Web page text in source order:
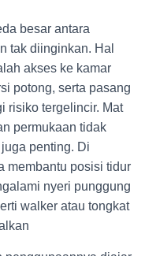
besar antara
tak diinginkan. Hal
akses ke kamar
potong, serta pasang
risiko tergelincir. Mat
permukaan tidak
penting. Di
membantu posisi tidur
nyeri punggung
walker atau tongkat